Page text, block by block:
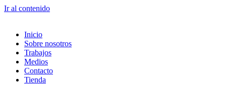
Ir al contenido
Inicio
Sobre nosotros
Trabajos
Medios
Contacto
Tienda